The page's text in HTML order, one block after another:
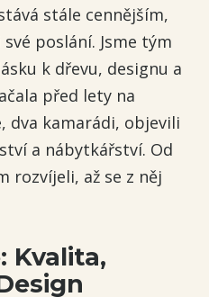
stále cennějším,
poslání. Jsme tým
k dřevu, designu a
před lety na
dva kamarádi, objevili
a nábytkářství. Od
rozvíjeli, až se z něj
Kvalita,